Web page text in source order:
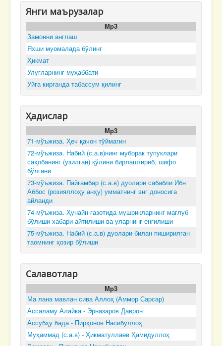
Янги маърузалар
Mp3
Замонни англаш
Яхши муомалада бўлинг
Ҳикмат
Улуғларнинг муҳаббати
Уйга кирганда табассум қилинг
Ҳадислар
Mp3
71-мўъжиза. Ҳеч қачон тўймагин
72-мўъжиза. Набий (с.а.в)нинг муборак тупуклари
саҳобанинг (узилган) қўлини бирлаштириб, шифо
бўлгани
73-мўъжиза. Пайғамбар (с.а.в) дуолари сабабли Ибн
Аббос (розияллоҳу анҳу) умматнинг энг доносига
айланди
74-мўъжиза. Ҳунайн ғазотида мушрикларнинг мағлуб
бўлиши хабари айтилиши ва уларнинг енгилиши
75-мўъжиза. Набий (с.а.в) дуолари билан пиширилган
таомнинг ҳозир бўлиши
Салавотлар
Mp3
Ма лана мавлан сива Аллоҳ (Аммор Сарсар)
Ассаламу Алайка - Эрназаров Даврон
Ассубҳу бада - Пирҳонов Насибуллоҳ
Муҳаммад (с.а.в) - Ҳикматуллаев Ҳамидуллоҳ